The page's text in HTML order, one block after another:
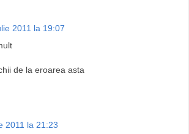
2011 la 19:07
de la eroarea asta
2011 la 21:23